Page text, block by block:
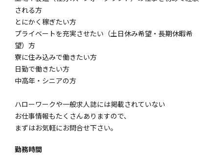
される方
とにかく稼ぎたい方
プライベートを充実させたい（土日休み希望・長期休暇希
望）方
寮に住み込みで働きたい方
日勤で働きたい方
中高年・シニアの方
ハローワークや一般求人誌には掲載されていない
お仕事情報もたくさんありますので、
まずはお気軽にお問合せ下さい。
勤務時間